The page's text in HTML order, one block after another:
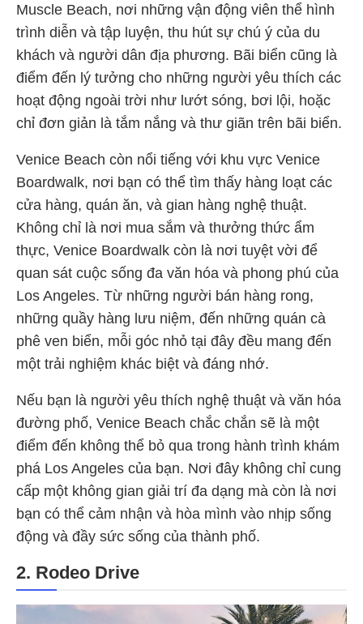
Muscle Beach, nơi những vận động viên thể hình
trình diễn và tập luyện, thu hút sự chú ý của du
khách và người dân địa phương. Bãi biển cũng là
điểm đến lý tưởng cho những người yêu thích các
hoạt động ngoài trời như lướt sóng, bơi lội, hoặc
chỉ đơn giản là tắm nắng và thư giãn trên bãi biển.
Venice Beach còn nổi tiếng với khu vực Venice
Boardwalk, nơi bạn có thể tìm thấy hàng loạt các
cửa hàng, quán ăn, và gian hàng nghệ thuật.
Không chỉ là nơi mua sắm và thưởng thức ẩm
thực, Venice Boardwalk còn là nơi tuyệt vời để
quan sát cuộc sống đa văn hóa và phong phú của
Los Angeles. Từ những người bán hàng rong,
những quầy hàng lưu niệm, đến những quán cà
phê ven biển, mỗi góc nhỏ tại đây đều mang đến
một trải nghiệm khác biệt và đáng nhớ.
Nếu bạn là người yêu thích nghệ thuật và văn hóa
đường phố, Venice Beach chắc chắn sẽ là một
điểm đến không thể bỏ qua trong hành trình khám
phá Los Angeles của bạn. Nơi đây không chỉ cung
cấp một không gian giải trí đa dạng mà còn là nơi
bạn có thể cảm nhận và hòa mình vào nhịp sống
động và đầy sức sống của thành phố.
2. Rodeo Drive